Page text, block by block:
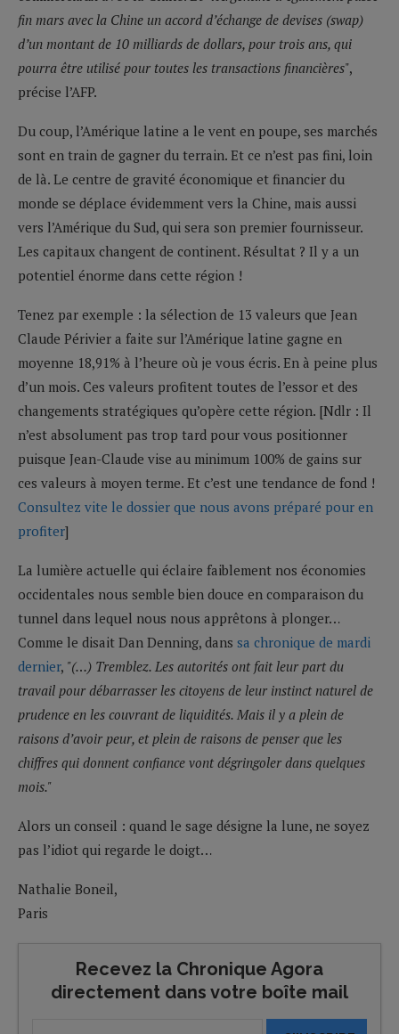
fin mars avec la Chine un accord d’échange de devises (swap)
d’un montant de 10 milliards de dollars, pour trois ans, qui
pourra être utilisé pour toutes les transactions financières",
précise l’AFP.
Du coup, l’Amérique latine a le vent en poupe, ses marchés
sont en train de gagner du terrain. Et ce n’est pas fini, loin
de là. Le centre de gravité économique et financier du
monde se déplace évidemment vers la Chine, mais aussi
vers l’Amérique du Sud, qui sera son premier fournisseur.
Les capitaux changent de continent. Résultat ? Il y a un
potentiel énorme dans cette région !
Tenez par exemple : la sélection de 13 valeurs que Jean
Claude Périvier a faite sur l’Amérique latine gagne en
moyenne 18,91% à l’heure où je vous écris. En à peine plus
d’un mois. Ces valeurs profitent toutes de l’essor et des
changements stratégiques qu’opère cette région. [Ndlr : Il
n’est absolument pas trop tard pour vous positionner
puisque Jean-Claude vise au minimum 100% de gains sur
ces valeurs à moyen terme. Et c’est une tendance de fond !
Consultez vite le dossier que nous avons préparé pour en
profiter]
La lumière actuelle qui éclaire faiblement nos économies
occidentales nous semble bien douce en comparaison du
tunnel dans lequel nous nous apprêtons à plonger…
Comme le disait Dan Denning, dans sa chronique de mardi
dernier, "(…) Tremblez. Les autorités ont fait leur part du
travail pour débarrasser les citoyens de leur instinct naturel de
prudence en les couvrant de liquidités. Mais il y a plein de
raisons d’avoir peur, et plein de raisons de penser que les
chiffres qui donnent confiance vont dégringoler dans quelques
mois."
Alors un conseil : quand le sage désigne la lune, ne soyez
pas l’idiot qui regarde le doigt…
Nathalie Boneil,
Paris
Recevez la Chronique Agora
directement dans votre boîte mail